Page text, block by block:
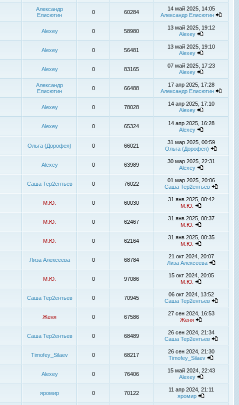
Александр
Елисютин
0 60284
14 май 2025, 14:05
Александр Елисютин
Alexey 0 58980
13 май 2025, 19:12
Alexey
Alexey 0 56481
13 май 2025, 19:10
Alexey
Alexey 0 83165
07 май 2025, 17:23
Alexey
Александр
Елисютин
0 66488
17 апр 2025, 17:28
Александр Елисютин
Alexey 0 78028
14 апр 2025, 17:10
Alexey
Alexey 0 65324
14 апр 2025, 16:28
Alexey
Ольга (Дорофея) 0 66021
31 мар 2025, 00:59
Ольга (Дорофея)
Alexey 0 63989
30 мар 2025, 22:31
Alexey
Саша Тер2ентьев 0 76022
01 мар 2025, 20:06
Саша Тер2ентьев
М.Ю. 0 60030
31 янв 2025, 00:42
М.Ю.
М.Ю. 0 62467
31 янв 2025, 00:37
М.Ю.
М.Ю. 0 62164
31 янв 2025, 00:35
М.Ю.
Лиза Алексеева 0 68784
21 окт 2024, 20:07
Лиза Алексеева
М.Ю. 0 97086
15 окт 2024, 20:05
М.Ю.
Саша Тер2ентьев 0 70945
06 окт 2024, 13:52
Саша Тер2ентьев
Женя 0 67586
27 сен 2024, 16:53
Женя
Саша Тер2ентьев 0 68489
26 сен 2024, 21:34
Саша Тер2ентьев
Timofey_Silaev 0 68217
26 сен 2024, 21:30
Timofey_Silaev
Alexey 0 76406
15 май 2024, 22:43
Alexey
яромир 0 70122
11 апр 2024, 21:11
яромир